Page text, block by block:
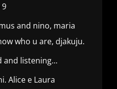
9
and nino, maria
who u are, djakuju.
and listening...
Alice e Laura